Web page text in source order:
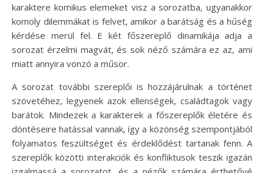
karaktere komikus elemeket visz a sorozatba, ugyanakkor
komoly dilemmákat is felvet, amikor a barátság és a hűség
kérdése merül fel. E két főszereplő dinamikája adja a
sorozat érzelmi magvát, és sok néző számára ez az, ami
miatt annyira vonzó a műsor.
A sorozat további szereplői is hozzájárulnak a történet
szövetéhez, legyenek azok ellenségek, családtagok vagy
barátok. Mindezek a karakterek a főszereplők életére és
döntéseire hatással vannak, így a közönség szempontjából
folyamatos feszültséget és érdeklődést tartanak fenn. A
szereplők közötti interakciók és konfliktusok teszik igazán